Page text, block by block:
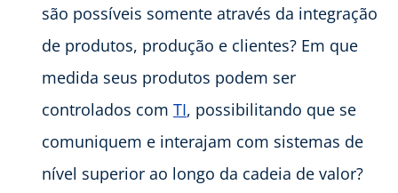
são possíveis somente através da integração
de produtos, produção e clientes? Em que
medida seus produtos podem ser
controlados com TI, possibilitando que se
comuniquem e interajam com sistemas de
nível superior ao longo da cadeia de valor?